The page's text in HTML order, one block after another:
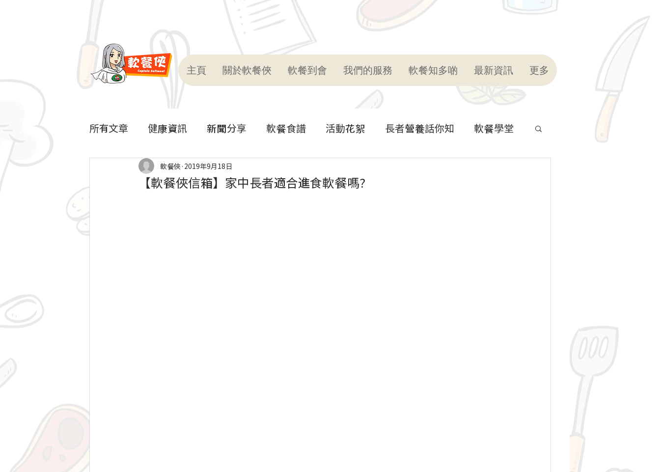
主頁 關於軟餐俠 軟餐到會 我們的服務 軟餐知多啲 最新資訊 更多
所有文章 健康資訊 新聞分享 軟餐食譜 活動花絮 長者營養話你知 軟餐學堂
軟餐到會
【軟餐俠信箱】家中長者適合進食軟餐嗎?
軟餐俠 2019年9月18日